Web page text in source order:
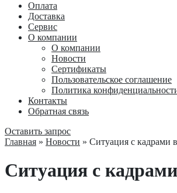
Оплата
Доставка
Сервис
О компании
О компании
Новости
Сертификаты
Пользовательское соглашение
Политика
Контакты
Обратная связь
Оставить запрос
Главная » Новости » Ситуация с
Ситуация с